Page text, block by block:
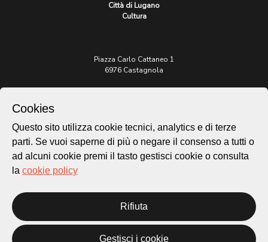
Città di Lugano
Cultura
Piazza Carlo Cattaneo 1
6976 Castagnola
patrimonio@lugano.ch
t. +41 58 866 68 50
Sito istituzionale:
Privacy Policy
Credits
Homepage
Cookies
Questo sito utilizza cookie tecnici, analytics e di terze
parti. Se vuoi saperne di più o negare il consenso a tutti o
ad alcuni cookie premi il tasto gestisci cookie o consulta
la cookie policy
Rifiuta
Gestisci i cookie